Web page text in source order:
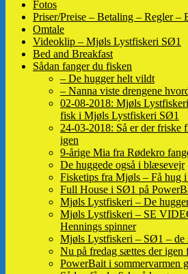
Fotos
Priser/Preise – Betaling – Regler –
Omtale
Videoklip – Mjøls Lystfiskeri SØ1
Bed and Breakfast
Sådan fanger du fisken
– De hugger helt vildt
– Nanna viste drengene
02-08-2018: Mjøls
fisk i Mjøls Lystfiskeri SØ1
24-03-2018: Så er der
igen
9-årige Mia fra Rødekro
De huggede også i blæsevejr
Fisketips fra Mjøls – Få hug
Full House i SØ1 på
Mjøls Lystfiskeri – De
Mjøls Lystfiskeri – SE
Hennings spinner
Mjøls Lystfiskeri – SØ1 – de
Nu på fredag sættes der
PowerBait i sommervarmen